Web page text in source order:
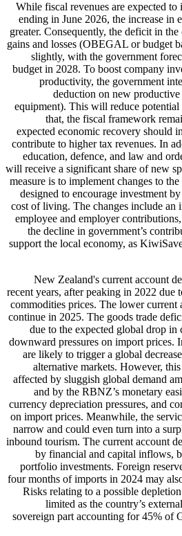
While fiscal revenues are expected to
ending in June 2026, the increase in
greater. Consequently, the deficit in
gains and losses (OBEGAL or budget
slightly, with the government
budget in 2028. To boost company
productivity, the government
deduction on new productive
equipment). This will reduce
that, the fiscal framework
expected economic recovery should
contribute to higher tax revenues. In
education, defence, and law and
will receive a significant share of new
measure is to implement changes to
designed to encourage investment
cost of living. The changes include an
employee and employer
the decline in government’s
support the local economy, as
New Zealand's current account
recent years, after peaking in 2022 due
commodities prices. The lower current
continue in 2025. The goods trade
due to the expected global drop
downward pressures on import prices.
are likely to trigger a global
alternative markets. However,
affected by sluggish global demand
and by the RBNZ’s monetary
currency depreciation pressures, and
on import prices. Meanwhile, the
narrow and could even turn into a
inbound tourism. The current account
by financial and capital inflows,
portfolio investments. Foreign
four months of imports in 2024 may
Risks relating to a possible
limited as the country’s
sovereign part accounting for 45% of